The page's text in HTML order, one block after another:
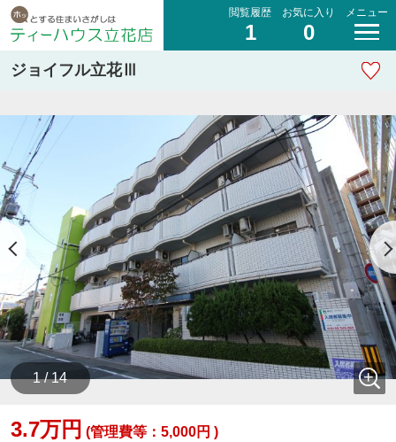
閲覧履歴
1
お気に入り
0
メニュー
ジョイフル立花Ⅲ
1 / 14
3.7万円 (管理費等：5,000円 )